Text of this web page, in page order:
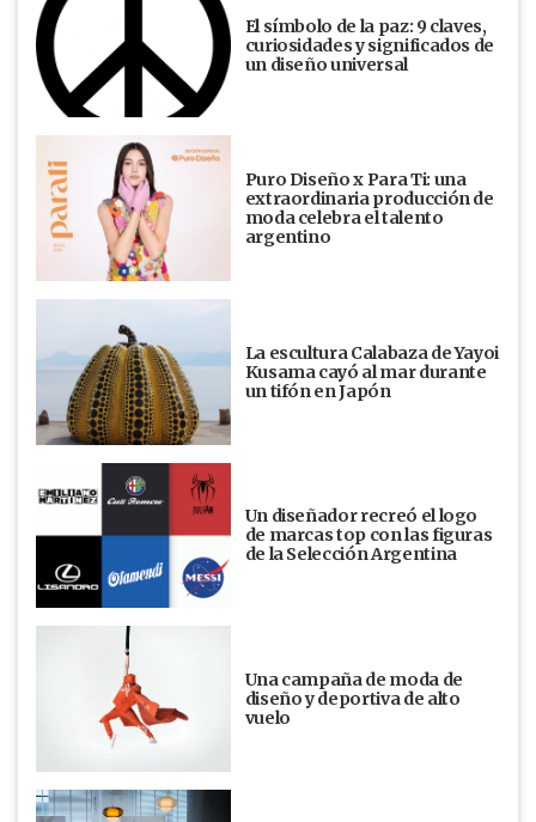
El símbolo de la paz: 9 claves,
curiosidades y significados de
un diseño universal
Puro Diseño x Para Ti: una
extraordinaria producción de
moda celebra el talento
argentino
La escultura Calabaza de Yayoi
Kusama cayó al mar durante
un tifón en Japón
Un diseñador recreó el logo
de marcas top con las figuras
de la Selección Argentina
Una campaña de moda de
diseño y deportiva de alto
vuelo